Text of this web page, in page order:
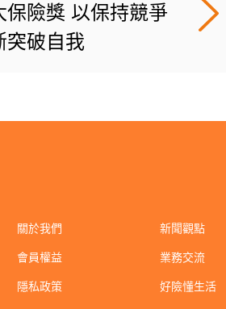
保險獎 以保持競爭
突破自我
關於我們
會員權益
隱私政策
新聞觀點
業務交流
好險懂生活